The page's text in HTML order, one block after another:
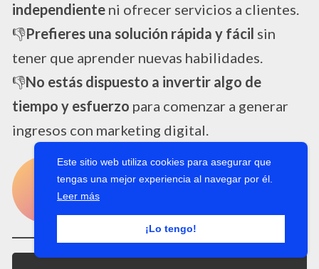
independiente ni ofrecer servicios a clientes.
👎Prefieres una solución rápida y fácil sin
tener que aprender nuevas habilidades.
👎No estás dispuesto a invertir algo de
tiempo y esfuerzo para comenzar a generar
ingresos con marketing digital.
TENGO CLARO QUE ES PARA MI EL
PROGRAMA LANZADOR DIGITAL
Este sitio web utiliza cookies para asegurar que
tengas una mejor experiencia al navegar por él.
Leer más
¡Lo tengo!